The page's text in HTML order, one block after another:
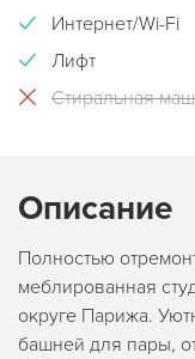
Интернет/Wi-Fi
Лифт
Стиральная
Описание
Полностью
меблированная
округе Парижа.
башней для пары,